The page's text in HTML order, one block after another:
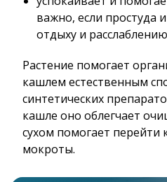
важно, если
отдыху и
Растение помогает
кашлем естественным
синтетических
кашле оно облегчает
сухом помогает перейти
мокроты.